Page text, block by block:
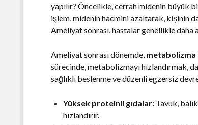
yapılır? Öncelikle, cerrah midenin büyük
işlem, midenin hacmini azaltarak, kişinin
Ameliyat sonrası, hastalar genellikle daha
Ameliyat sonrası dönemde, metabolizma
sürecinde, metabolizmayı hızlandırmak,
sağlıklı beslenme ve düzenli egzersiz
Yüksek proteinli gıdalar: Tavuk,
hızlandırır.